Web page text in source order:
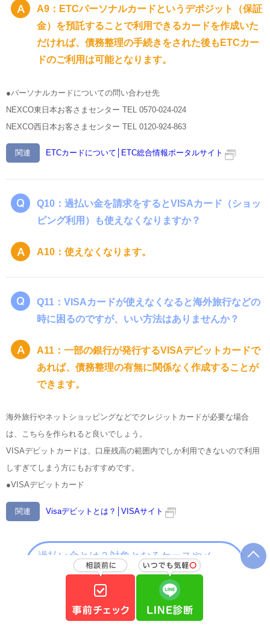
A9：ETCパーソナルカードというデポジット（保証
金）を預託することで利用できるカードを作成いた
だければ、債務整理の手続きをされた後もETCカー
ドのご利用は可能となります。
●パーソナルカードについての問い合わせ先
NEXCO東日本お客さまセンター TEL 0570-024-024
NEXCO西日本お客さまセンター TEL 0120-924-863
関連 ETCカードについて│ETC総合情報ポータルサイト
Q10：過払い金を請求をするとVISAカード（ショッ
ピング利用）も使えなくなりますか？
A10：使えなくなります。
Q11：VISAカードが使えなくなると海外旅行などの
時に困るのですが、いい方法はありませんか？
A11：一部の銀行が発行するVISAデビットカードで
あれば、債務整理の有無に関係なく作成することが
できます。
海外旅行やネットショッピングなどでクレジットカードが必要な場合
は、こちらを作られると良いでしょう。
VISAデビットカードは、口座残高の範囲内でしか利用できないので利用
しすぎてしまう方にもおすすめです。
●VISAデビットカード
関連 Visaデビットとは？│VISAサイト
過払い金とは？対象となるケースやメ
リット・デメリットを解説